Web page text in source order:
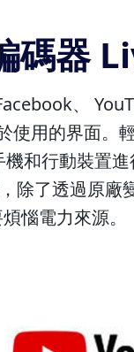
碼器
、
用的界面。
和行動裝置進
除了透過原
惱電力來源。